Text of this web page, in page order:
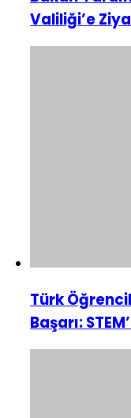
Valiliği’e
Türk
Başarı: